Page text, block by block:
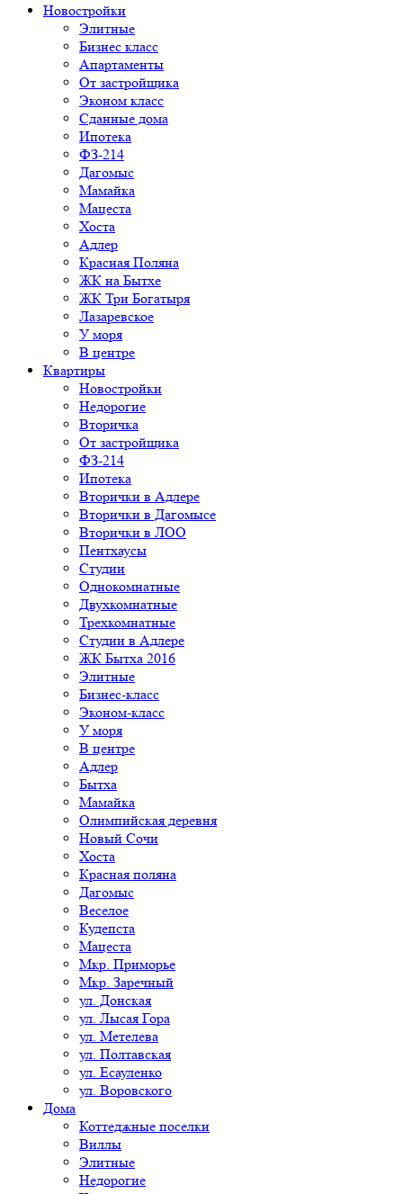
Новостройки
Элитные
Бизнес класс
Апартаменты
От застройщика
Эконом класс
Сданные дома
Ипотека
ФЗ-214
Дагомыс
Мамайка
Мацеста
Хоста
Адлер
Красная Поляна
ЖК на Бытхе
ЖК Три Богатыря
Лазаревское
У моря
В центре
Квартиры
Новостройки
Недорогие
Вторичка
От застройщика
ФЗ-214
Ипотека
Вторички в Адлере
Вторички в Дагомысе
Вторички в ЛОО
Пентхаусы
Студии
Однокомнатные
Двухкомнатные
Трехкомнатные
Студии в Адлере
ЖК Бытха 2016
Элитные
Бизнес-класс
Эконом-класс
У моря
В центре
Адлер
Бытха
Мамайка
Олимпийская деревня
Новый Сочи
Хоста
Красная поляна
Дагомыс
Веселое
Кудепста
Мацеста
Мкр. Приморье
Мкр. Заречный
ул. Донская
ул. Лысая Гора
ул. Метелева
ул. Полтавская
ул. Есауленко
ул. Воровского
Дома
Коттеджные поселки
Виллы
Элитные
Недорогие